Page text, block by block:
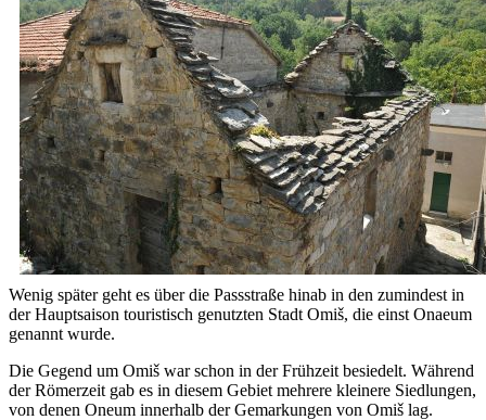
Wenig später geht es über die Passstraße hinab in den zumindest in
der Hauptsaison touristisch genutzten Stadt Omiš, die einst Onaeum
genannt wurde.
Die Gegend um Omiš war schon in der Frühzeit besiedelt. Während
der Römerzeit gab es in diesem Gebiet mehrere kleinere Siedlungen,
von denen Oneum innerhalb der Gemarkungen von Omiš lag.